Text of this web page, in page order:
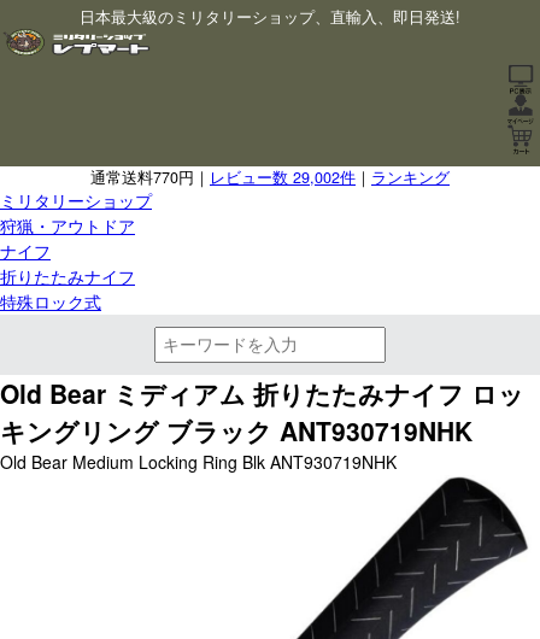
日本最大級のミリタリーショップ、直輸入、即日発送!
通常送料770円｜ レビュー数 29,002件 ｜ ランキング
ミリタリーショップ
狩猟・アウトドア
ナイフ
折りたたみナイフ
特殊ロック式
Old Bear ミディアム 折りたたみナイフ ロッ
キングリング ブラック ANT930719NHK
Old Bear Medium Locking Ring Blk ANT930719NHK